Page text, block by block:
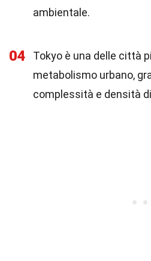
ambientale.
04
Tokyo è una delle città
metabolismo urbano,
complessità e densità